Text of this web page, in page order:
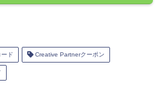
ド Creative Partnerクーポン